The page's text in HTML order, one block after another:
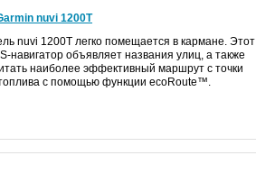
nuvi 1200T
nuvi 1200T легко помещается в кармане. Этот
навигатор объявляет названия улиц, а также
наиболее эффективный маршрут с точки
с помощью функции ecoRoute™.